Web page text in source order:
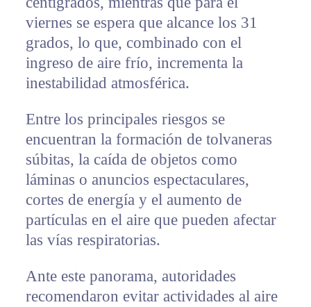
viernes se espera que alcance los 31
grados, lo que, combinado con el
ingreso de aire frío, incrementa la
inestabilidad atmosférica.
Entre los principales riesgos se
encuentran la formación de tolvaneras
súbitas, la caída de objetos como
láminas o anuncios espectaculares,
cortes de energía y el aumento de
partículas en el aire que pueden afectar
las vías respiratorias.
Ante este panorama, autoridades
recomendaron evitar actividades al aire